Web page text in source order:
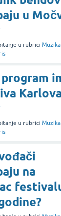
u
u rubrici
u rubrici
na